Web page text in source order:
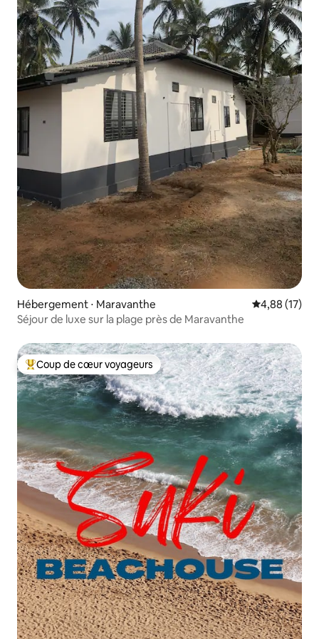
Hébergement ⋅ Maravanthe Évaluation
4,88 (17)
Séjour de luxe sur la plage près de Maravanthe
Coups de cœur voyageurs les plus appréciés
Coup de cœur voyageurs